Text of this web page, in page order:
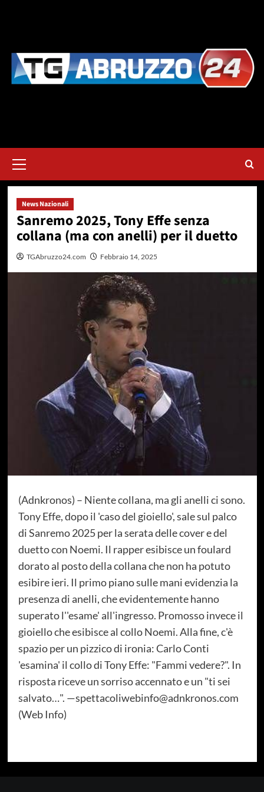
principale
News Nazionali
Sanremo 2025, Tony Effe senza
collana (ma con anelli) per il duetto
TGAbruzzo24.com Febbraio 14, 2025
(Adnkronos) – Niente collana, ma gli anelli ci sono.
Tony Effe, dopo il 'caso del gioiello', sale sul palco
di Sanremo 2025 per la serata delle cover e del
duetto con Noemi. Il rapper esibisce un foulard
dorato al posto della collana che non ha potuto
esibire ieri. Il primo piano sulle mani evidenzia la
presenza di anelli, che evidentemente hanno
superato l''esame' all'ingresso. Promosso invece il
gioiello che esibisce al collo Noemi. Alla fine, c'è
spazio per un pizzico di ironia: Carlo Conti
'esamina' il collo di Tony Effe: "Fammi vedere?". In
risposta riceve un sorriso accennato e un "ti sei
salvato…". —spettacoliwebinfo@adnkronos.com
(Web Info)